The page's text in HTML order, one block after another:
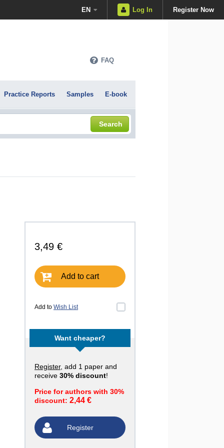
EN Log In Register Now
FAQ
Practice Reports Samples E-book
Search
3,49 €
Add to cart
Add to Wish List
Want cheaper?
Register, add 1 paper and
receive 30% discount!
Price for authors with 30%
discount: 2,44 €
Register